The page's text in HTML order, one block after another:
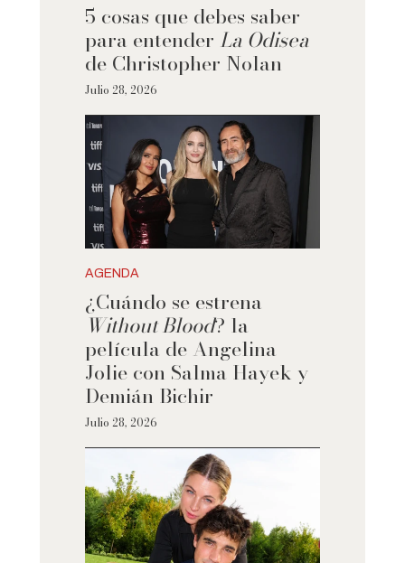
5 cosas que debes saber
para entender La Odisea
de Christopher Nolan
Julio 28, 2026
AGENDA
¿Cuándo se estrena
Without Blood? la
película de Angelina
Jolie con Salma Hayek y
Demián Bichir
Julio 28, 2026